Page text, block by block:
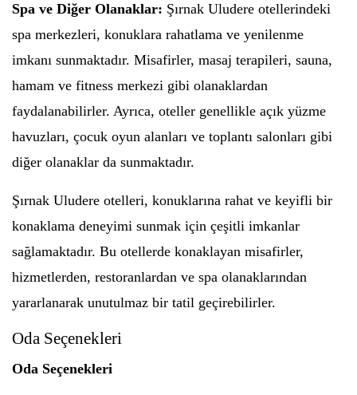
Spa ve Diğer Olanaklar: Şırnak Uludere otellerindeki
spa merkezleri, konuklara rahatlama ve yenilenme
imkanı sunmaktadır. Misafirler, masaj terapileri, sauna,
hamam ve fitness merkezi gibi olanaklardan
faydalanabilirler. Ayrıca, oteller genellikle açık yüzme
havuzları, çocuk oyun alanları ve toplantı salonları gibi
diğer olanaklar da sunmaktadır.
Şırnak Uludere otelleri, konuklarına rahat ve keyifli bir
konaklama deneyimi sunmak için çeşitli imkanlar
sağlamaktadır. Bu otellerde konaklayan misafirler,
hizmetlerden, restoranlardan ve spa olanaklarından
yararlanarak unutulmaz bir tatil geçirebilirler.
Oda Seçenekleri
Oda Seçenekleri